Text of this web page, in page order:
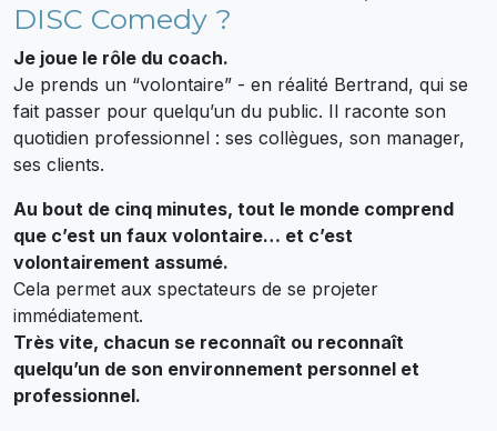
DISC Comedy ?
Je joue le rôle du coach.
Je prends un “volontaire” - en réalité Bertrand, qui se
fait passer pour quelqu’un du public. Il raconte son
quotidien professionnel : ses collègues, son manager,
ses clients.
Au bout de cinq minutes, tout le monde comprend
que c’est un faux volontaire… et c’est
volontairement assumé.
Cela permet aux spectateurs de se projeter
immédiatement.
Très vite, chacun se reconnaît ou reconnaît
quelqu’un de son environnement personnel et
professionnel.